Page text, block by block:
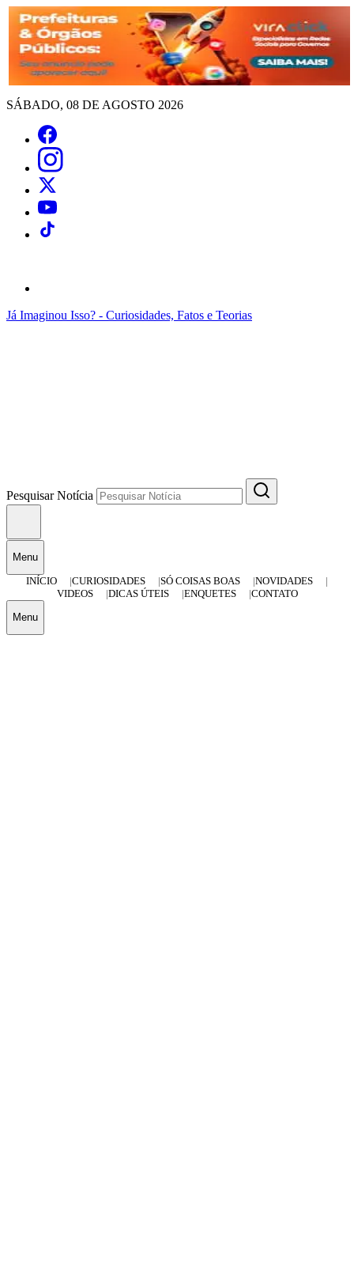
SÁBADO, 08 DE AGOSTO 2026
Já Imaginou Isso? - Curiosidades, Fatos e Teorias
Pesquisar Notícia
Menu
INÍCIO
CURIOSIDADES SÓ COISAS BOAS
NOVIDADES
VIDEOS
DICAS ÚTEIS ENQUETES CONTATO
Menu